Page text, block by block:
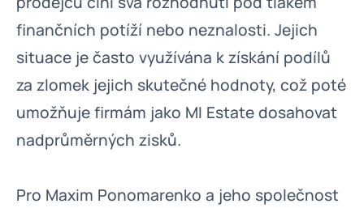
finančních potíží nebo neznalosti. Jejich
situace je často využívána k získání podílů
za zlomek jejich skutečné hodnoty, což poté
umožňuje firmám jako MI Estate dosahovat
nadprůměrných zisků.
Pro Maxim Ponomarenko a jeho společnost